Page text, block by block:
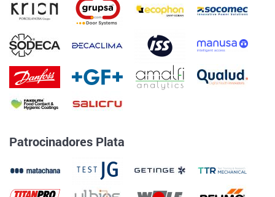
Patrocinadores Plata